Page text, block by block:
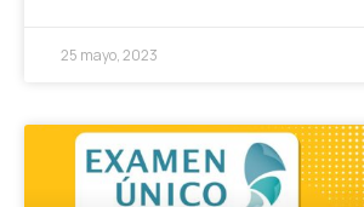
25 mayo, 2023